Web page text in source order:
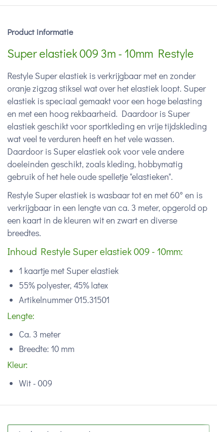
Product informatie
Super elastiek 009 3m - 10mm Restyle
Restyle Super elastiek is verkrijgbaar met en zonder
oranje zigzag stiksel wat over het elastiek loopt. Super
elastiek is speciaal gemaakt voor een hoge belasting
en met een hoog rekbaarheid. Daardoor is Super
elastiek geschikt voor sportkleding en vrije tijdskleding
wat veel te verduren heeft en het vele wassen.
Daardoor is Super elastiek ook voor vele andere
doeleinden geschikt, zoals kleding, hobbymatig
gebruik of het hele oude spelletje "elastieken".
Restyle Super elastiek is wasbaar tot en met 60° en is
verkrijgbaar in een lengte van ca. 3 meter, opgerold op
een kaart in de kleuren wit en zwart en diverse
breedtes.
Inhoud Restyle Super elastiek 009 - 10mm:
1 kaartje met Super elastiek
55% polyester, 45% latex
Artikelnummer 015.31501
Lengte:
Ca. 3 meter
Breedte: 10 mm
Kleur:
Wit - 009